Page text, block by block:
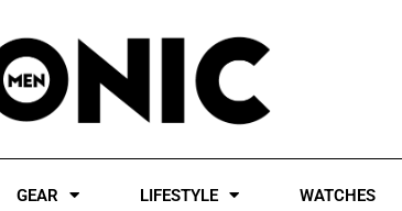
GEAR LIFESTYLE WATCHES